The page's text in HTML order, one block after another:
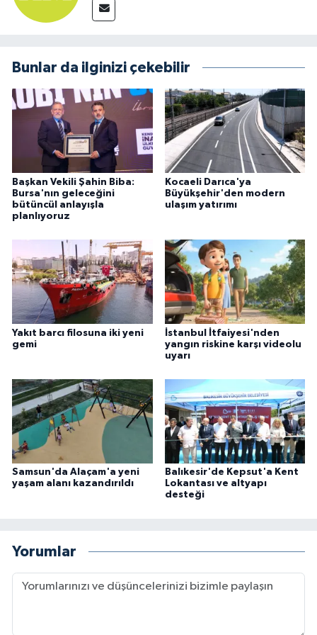
Bunlar da ilginizi çekebilir
Başkan Vekili Şahin Biba:
Bursa'nın geleceğini
bütüncül anlayışla
planlıyoruz
Kocaeli Darıca'ya
Büyükşehir'den modern
ulaşım yatırımı
Yakıt barcı filosuna iki yeni
gemi
İstanbul İtfaiyesi'nden
yangın riskine karşı videolu
uyarı
Samsun'da Alaçam'a yeni
yaşam alanı kazandırıldı
Balıkesir'de Kepsut'a Kent
Lokantası ve altyapı
desteği
Yorumlar